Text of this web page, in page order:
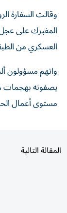
وقالت السفارة
المفبرك على
العسكري من
واتهم مسؤولون
يصفونه بهجمات
مستوى أعمال
المقالة التالية